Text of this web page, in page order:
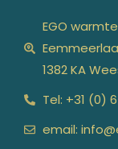
EGO
1382 KA
Tel: +31 (0)
email: